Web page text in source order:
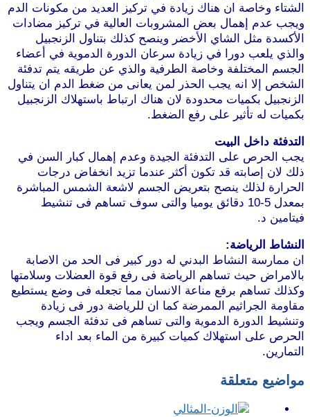
وخاصة ان هناك زيادة في تركيز العديد من مكونات الدم
عدم إهمال بعض المشروبات العالية في تركيز مضادات
مثل الشاي الأخضر وينصح كذلك بتناول الزنجبيل
يلعب دورا في زيادة سرعان الدورة الدموية في أعضاء
المختلفة وخاصة الطرفية والذي عن طريقه يتم تدفئة
إلا انه يجب الحذر لمن يعانى من ضغط الدم ان يتناول
بكميات محدودة لان هناك ارتباط باستهلاك الزنجبيل
له تأثير على رفع الضغط.
داخل البيت
الحرص على التدفئة الجيدة وعدم إهمال كبار السن في
لان إصابته قد تكون أكثر عندما تزيد انخفاض درجات
لذلك ينصح بتعريض الجسم لاشعة الشمس المباشرة
بمعدل 5-10 دقائق يوميا والتى سوف تساهم فى تنشيط
د.
الرياضة:
ممارسة النشاط البدني له دور كبير فى الحد من الاصابة
حيث تساهم الرياضة فى رفع قوة العضلات وسلامتها
تساهم برفع مناعة الانسان مما تجعله فى وضع يستطيع
الجراثيم الممرضة كما ان للرياضة دور فى زيادة
الدورة الدموية والتى تساهم فى تدفئة الجسم ويجب
على استهلاك كميات كبيرة من الماء بعد اداء
موقع طرطوس
متعلقة